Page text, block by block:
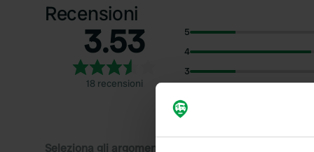
Recensioni
3.53
18 recensioni
5
4
3
1
Seleziona gli argomenti di cui desideri leggere le